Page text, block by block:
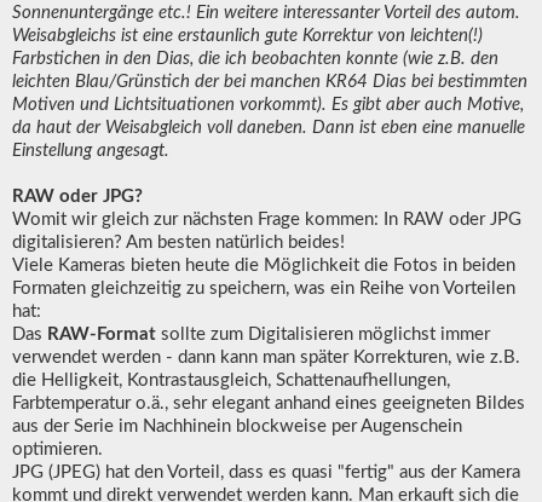
Sonnenuntergänge etc.! Ein weitere interessanter Vorteil des autom.
Weisabgleichs ist eine erstaunlich gute Korrektur von leichten(!)
Farbstichen in den Dias, die ich beobachten konnte (wie z.B. den
leichten Blau/Grünstich der bei manchen KR64 Dias bei bestimmten
Motiven und Lichtsituationen vorkommt). Es gibt aber auch Motive,
da haut der Weisabgleich voll daneben. Dann ist eben eine manuelle
Einstellung angesagt.
RAW oder JPG?
Womit wir gleich zur nächsten Frage kommen: In RAW oder JPG
digitalisieren? Am besten natürlich beides!
Viele Kameras bieten heute die Möglichkeit die Fotos in beiden
Formaten gleichzeitig zu speichern, was ein Reihe von Vorteilen
hat:
Das RAW-Format sollte zum Digitalisieren möglichst immer
verwendet werden - dann kann man später Korrekturen, wie z.B.
die Helligkeit, Kontrastausgleich, Schattenaufhellungen,
Farbtemperatur o.ä., sehr elegant anhand eines geeigneten Bildes
aus der Serie im Nachhinein blockweise per Augenschein
optimieren.
JPG (JPEG) hat den Vorteil, dass es quasi "fertig" aus der Kamera
kommt und direkt verwendet werden kann. Man erkauft sich die